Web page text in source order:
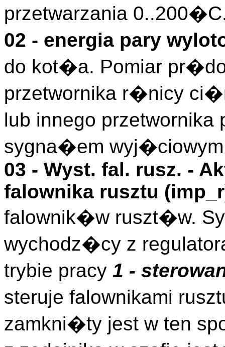
przetwarzania
02 - energia pary
do kot�a. Pomiar
przetwornika r�nicy
lub innego
sygna�em
03 - Wyst. fal. rusz. -
falownika rusztu (imp_r
falownik�w ruszt�w.
wychodz�cy z
trybie pracy 1 -
steruje falownikami
zamkni�ty jest w ten